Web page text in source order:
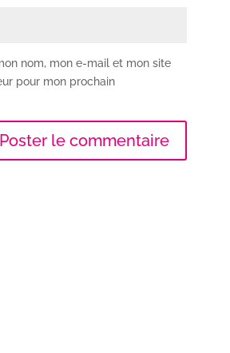
nom, mon e-mail et mon site
pour mon prochain